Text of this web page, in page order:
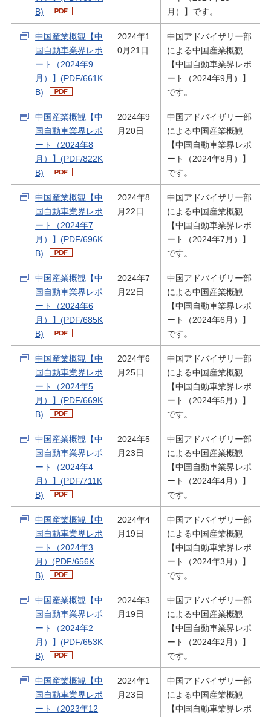
B)
月）】です。
中国産業概観【中
国自動車業界レポ
ート（2024年9
月）】(PDF/661K
B)
2024年1
0月21日
中国アドバイザリー部
による中国産業概観
【中国自動車業界レポ
ート（2024年9月）】
です。
中国産業概観【中
国自動車業界レポ
ート（2024年8
月）】(PDF/822K
B)
2024年9
月20日
中国アドバイザリー部
による中国産業概観
【中国自動車業界レポ
ート（2024年8月）】
です。
中国産業概観【中
国自動車業界レポ
ート（2024年7
月）】(PDF/696K
B)
2024年8
月22日
中国アドバイザリー部
による中国産業概観
【中国自動車業界レポ
ート（2024年7月）】
です。
中国産業概観【中
国自動車業界レポ
ート（2024年6
月）】(PDF/685K
B)
2024年7
月22日
中国アドバイザリー部
による中国産業概観
【中国自動車業界レポ
ート（2024年6月）】
です。
中国産業概観【中
国自動車業界レポ
ート（2024年5
月）】(PDF/669K
B)
2024年6
月25日
中国アドバイザリー部
による中国産業概観
【中国自動車業界レポ
ート（2024年5月）】
です。
中国産業概観【中
国自動車業界レポ
ート（2024年4
月）】(PDF/711K
B)
2024年5
月23日
中国アドバイザリー部
による中国産業概観
【中国自動車業界レポ
ート（2024年4月）】
です。
中国産業概観【中
国自動車業界レポ
ート（2024年3
月）(PDF/656K
B)
2024年4
月19日
中国アドバイザリー部
による中国産業概観
【中国自動車業界レポ
ート（2024年3月）】
です。
中国産業概観【中
国自動車業界レポ
ート（2024年2
月）】(PDF/653K
B)
2024年3
月19日
中国アドバイザリー部
による中国産業概観
【中国自動車業界レポ
ート（2024年2月）】
です。
中国産業概観【中
国自動車業界レポ
ート（2023年12
2024年1
月23日
中国アドバイザリー部
による中国産業概観
【中国自動車業界レポ